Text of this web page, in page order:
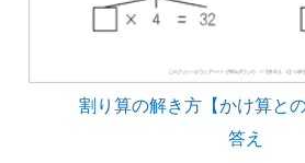
割り算の解き方【かけ算と
答え